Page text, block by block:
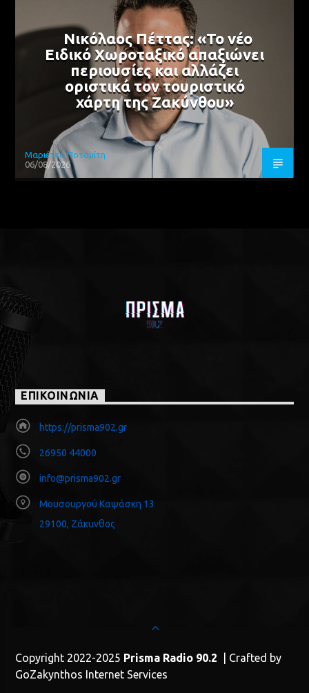
Νικόλαος Πέττας: «Το νέο
Ειδικό Χωροταξικό απαξιώνει
περιουσίες και αλλάζει
οριστικά τον τουριστικό
χάρτη της Ζακύνθου»
Μαριέττα Ποταμίτη
06/08/2026
ΕΠΙΚΟΙΝΩΝΙΑ
https://prisma902.gr
26950 44000
info@prisma902.gr
Μουσουργού Καψάσκη 13
29100, Ζάκυνθος
Copyright 2022-2025 Prisma Radio 90.2 | Crafted by
GoZakynthos Internet Services